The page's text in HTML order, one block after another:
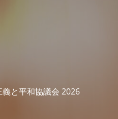
と平和協議会 2026